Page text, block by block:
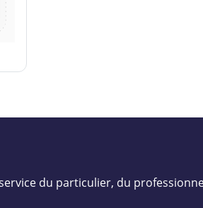
du particulier, du